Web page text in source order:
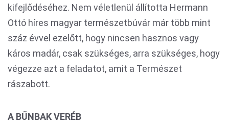
kifejlődéséhez. Nem véletlenül állította Hermann
Ottó híres magyar természetbúvár már több mint
száz évvel ezelőtt, hogy nincsen hasznos vagy
káros madár, csak szükséges, arra szükséges, hogy
végezze azt a feladatot, amit a Természet
rászabott.
A BŰNBAK VERÉB